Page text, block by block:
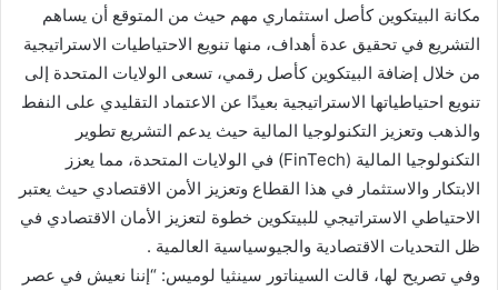
مكانة البيتكوين كأصل استثماري مهم حيث من المتوقع أن يساهم
التشريع في تحقيق عدة أهداف، منها تنويع الاحتياطيات الاستراتيجية
من خلال إضافة البيتكوين كأصل رقمي، تسعى الولايات المتحدة إلى
تنويع احتياطياتها الاستراتيجية بعيدًا عن الاعتماد التقليدي على النفط
والذهب وتعزيز التكنولوجيا المالية حيث يدعم التشريع تطوير
التكنولوجيا المالية (FinTech) في الولايات المتحدة، مما يعزز
الابتكار والاستثمار في هذا القطاع وتعزيز الأمن الاقتصادي حيث يعتبر
الاحتياطي الاستراتيجي للبيتكوين خطوة لتعزيز الأمان الاقتصادي في
ظل التحديات الاقتصادية والجيوسياسية العالمية .
وفي تصريح لها، قالت السيناتور سينثيا لوميس: “إننا نعيش في عصر